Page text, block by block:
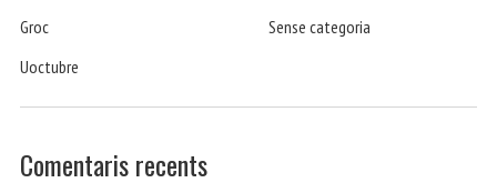
Groc
Sense categoria
Uoctubre
Comentaris recents